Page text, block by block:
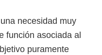
necesidad muy
función asociada al
puramente